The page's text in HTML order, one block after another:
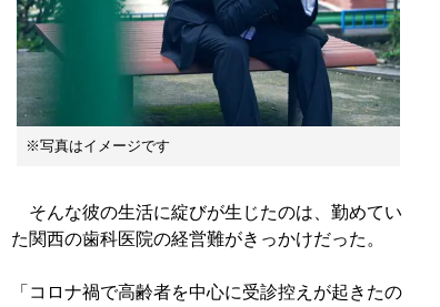
※写真はイメージです
そんな彼の生活に綻びが生じたのは、勤めてい
た関西の歯科医院の経営難がきっかけだった。
「コロナ禍で高齢者を中心に受診控えが起きたの